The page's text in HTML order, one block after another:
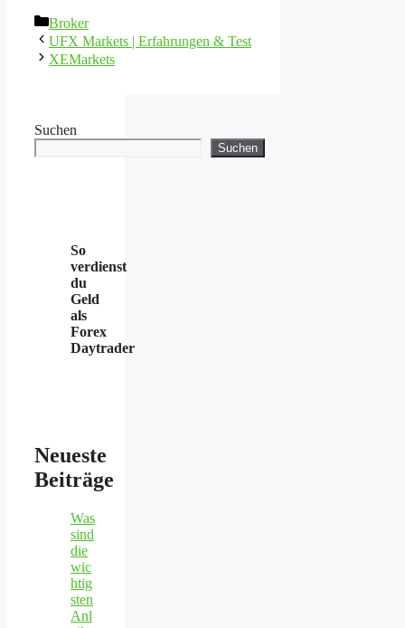
Kategorien
Broker
UFX Markets | Erfahrungen & Test
XEMarkets
Suchen
Suchen
So
verdienst
du
Geld
als
Forex
Daytrader
Neueste
Beiträge
Was
sind
die
wic
htig
sten
Anl